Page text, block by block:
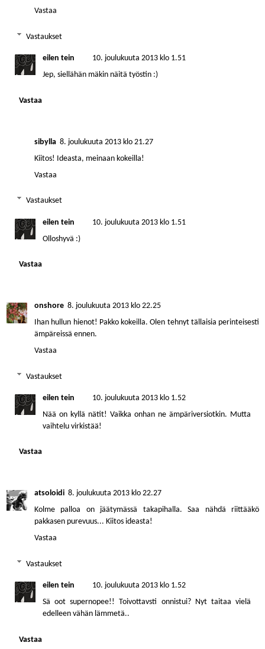
Vastaa
Vastaukset
eilen tein
10. joulukuuta 2013 klo 1.51
Jep, siellähän mäkin näitä työstin :)
Vastaa
sibylla 8. joulukuuta 2013 klo 21.27
Kiitos! Ideasta, meinaan kokeilla!
Vastaa
Vastaukset
eilen tein
10. joulukuuta 2013 klo 1.51
Olloshyvä :)
Vastaa
onshore 8. joulukuuta 2013 klo 22.25
Ihan hullun hienot! Pakko kokeilla. Olen tehnyt tällaisia perinteisesti
ämpäreissä ennen.
Vastaa
Vastaukset
eilen tein
10. joulukuuta 2013 klo 1.52
Nää on kyllä nätit! Vaikka onhan ne ämpäriversiotkin. Mutta
vaihtelu virkistää!
Vastaa
atsoloidi 8. joulukuuta 2013 klo 22.27
Kolme palloa on jäätymässä takapihalla. Saa nähdä riittääkö
pakkasen purevuus... Kiitos ideasta!
Vastaa
Vastaukset
eilen tein
10. joulukuuta 2013 klo 1.52
Sä oot supernopee!! Toivottavsti onnistui? Nyt taitaa vielä
edelleen vähän lämmetä..
Vastaa